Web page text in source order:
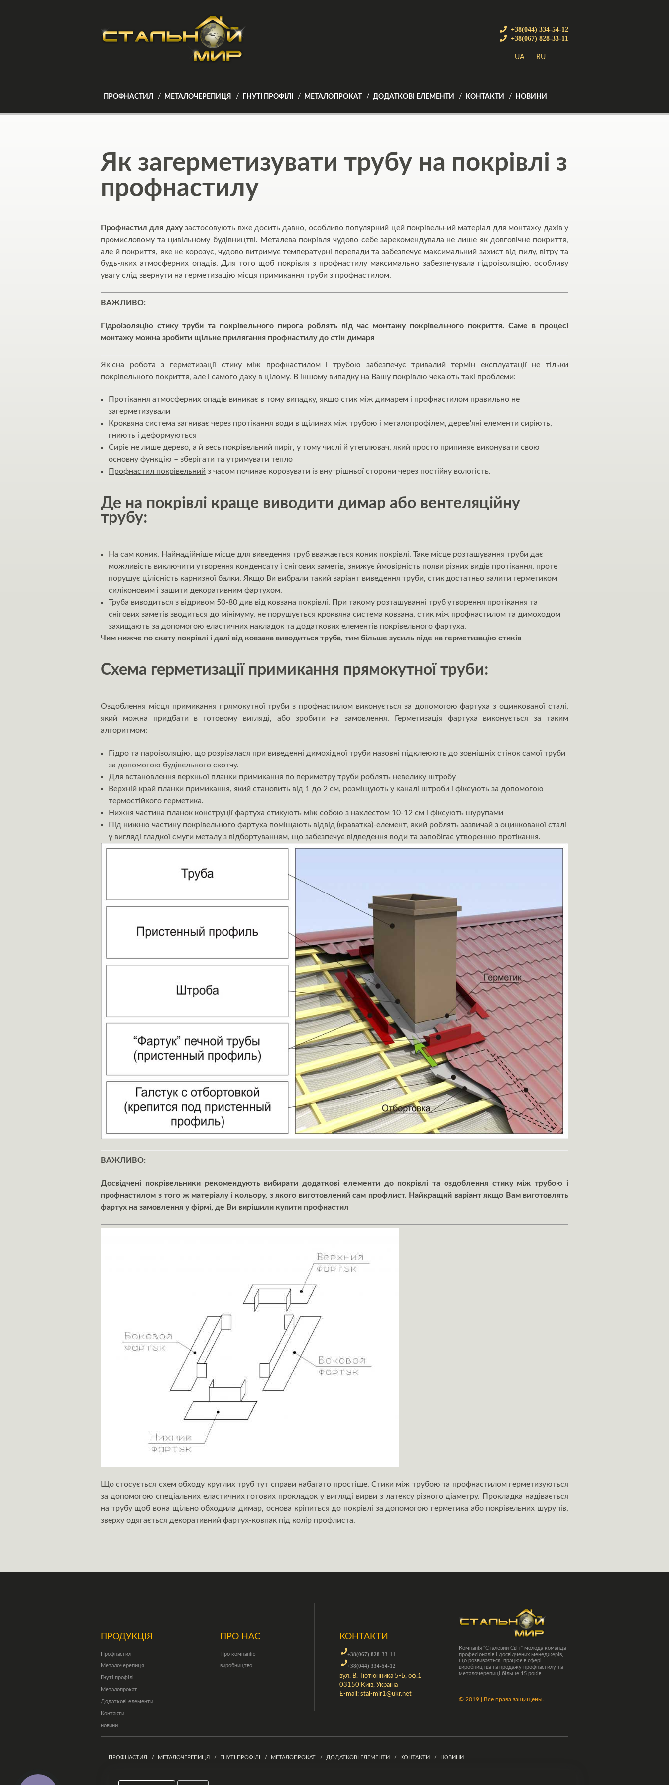
+38(044) 334-54-12
+38(067) 828-33-11
UA RU
ПРОФНАСТИЛ МЕТАЛОЧЕРЕПИЦЯ ГНУТІ ПРОФІЛІ МЕТАЛОПРОКАТ ДОДАТКОВІ ЕЛЕМЕНТИ КОНТАКТИ НОВИНИ
Як загерметизувати трубу на покрівлі з
профнастилу
Профнастил для дахузастосовують вже досить давно, особливо популярний цей покрівельний матеріал для монтажу дахів у
промисловому та цивільному будівництві. Металева покрівля чудово себе зарекомендувала не лише як довговічне покриття,
але й покриття, яке не корозує, чудово витримує температурні перепади та забезпечує максимальний захист від пилу, вітру та
будь-яких атмосферних опадів. Для того щоб покрівля з профнастилу максимально забезпечувала гідроізоляцію, особливу
увагу слід звернути на герметизацію місця примикання труби з профнастилом.
ВАЖЛИВО:
Гідроізоляцію стику труби та покрівельного пирога роблять під час монтажу покрівельного покриття. Саме в процесі
монтажу можна зробити щільне прилягання профнастилу до стін димаря
Якісна робота з герметизації стику між профнастилом і трубою забезпечує тривалий термін експлуатації не тільки
покрівельного покриття, але і самого даху в цілому. В іншому випадку на Вашу покрівлю чекають такі проблеми:
Протікання атмосферних опадів виникає в тому випадку, якщо стик між димарем і профнастилом правильно не
загерметизували
Кроквяна система загниває через протікання води в щілинах між трубою і металопрофілем, дерев'яні елементи сиріють,
гниють і деформуються
Сиріє не лише дерево, а й весь покрівельний пиріг, у тому числі й утеплювач, який просто припиняє виконувати свою
основну функцію – зберігати та утримувати тепло
Профнастил покрівельний з часом починає корозувати із внутрішньої сторони через постійну вологість.
Де на покрівлі краще виводити димар або вентеляційну
трубу:
На сам коник. Найнадійніше місце для виведення труб вважається коник покрівлі. Таке місце розташування труби дає
можливість виключити утворення конденсату і снігових заметів, знижує ймовірність появи різних видів протікання, проте
порушує цілісність карнизної балки. Якщо Ви вибрали такий варіант виведення труби, стик достатньо залити герметиком
силіконовим і зашити декоративним фартухом.
Труба виводиться з відривом 50-80 див від ковзана покрівлі. При такому розташуванні труб утворення протікання та
снігових заметів зводиться до мінімуму, не порушується кроквяна система ковзана, стик між профнастилом та димоходом
захищають за допомогою еластичних накладок та додаткових елементів покрівельного фартуха.
Чим нижче по скату покрівлі і далі від ковзана виводиться труба, тим більше зусиль піде на герметизацію стиків
Схема герметизації примикання прямокутної труби:
Оздоблення місця примикання прямокутної труби з профнастилом виконується за допомогою фартуха з оцинкованої сталі,
який можна придбати в готовому вигляді, або зробити на замовлення. Герметизація фартуха виконується за таким
алгоритмом:
Гідро та пароізоляцію, що розрізалася при виведенні димохідної труби назовні підклеюють до зовнішніх стінок самої труби
за допомогою будівельного скотчу.
Для встановлення верхньої планки примикання по периметру труби роблять невелику штробу
Верхній край планки примикання, який становить від 1 до 2 см, розміщують у каналі штроби і фіксують за допомогою
термостійкого герметика.
Нижня частина планок конструції фартуха стикують між собою з нахлестом 10-12 см і фіксують шурупами
Під нижню частину покрівельного фартуха поміщають відвід (краватка)-елемент, який роблять зазвичай з оцинкованої сталі
у вигляді гладкої смуги металу з відбортуванням, що забезпечує відведення води та запобігає утворенню протікання.
ВАЖЛИВО:
Досвідчені покрівельники рекомендують вибирати додаткові елементи до покрівлі та оздоблення стику між трубою і
профнастилом з того ж матеріалу і кольору, з якого виготовлений сам профлист. Найкращий варіант якщо Вам виготовлять
фартух на замовлення у фірмі, де Ви вирішили купити профнастил
Що стосується схем обходу круглих труб тут справи набагато простіше. Стики між трубою та профнастилом герметизуються
за допомогою спеціальних еластичних готових прокладок у вигляді вирви з латексу різного діаметру. Прокладка надівається
на трубу щоб вона щільно обходила димар, основа кріпиться до покрівлі за допомогою герметика або покрівельних шурупів,
зверху одягається декоративний фартух-ковпак під колір профлиста.
ПРОДУКЦІЯ
Профнастил
Металочерепиця
Гнуті профілі
Металопрокат
Додаткові елементи
Контакти
новини
ПРО НАС
Про компанію
виробництво
КОНТАКТИ
+38(067) 828-33-11
+38(044) 334-54-12
вул. В. Тютюнника 5-Б, оф.1
03150 Київ, Україна
E-mail: stal-mir1@ukr.net
Компанія "Сталевий Світ" молода команда
професіоналів і досвідчених менеджерів,
що розвивається, працює в сфері
виробництва та продажу профнастилу та
металочерепиці більше 15 років.
© 2019 | Все права защищены.
ПРОФНАСТИЛ МЕТАЛОЧЕРЕПИЦЯ ГНУТІ ПРОФІЛІ МЕТАЛОПРОКАТ ДОДАТКОВІ ЕЛЕМЕНТИ КОНТАКТИ НОВИНИ